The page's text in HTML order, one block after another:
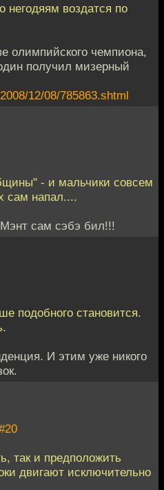
негодяям воздатся по
олимпийского чемпиона,
получил мизерный
12/08/785863.shtml
- и мальчики совсем
сам напал....
сам сэбэ бил!!!
подобного становится.
И этим уже никого
так и предположить
двигают исключительно